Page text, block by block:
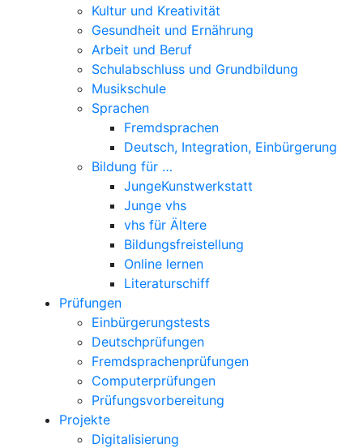
Kultur und Kreativität
Gesundheit und Ernährung
Arbeit und Beruf
Schulabschluss und Grundbildung
Musikschule
Sprachen
Fremdsprachen
Deutsch, Integration, Einbürgerung
Bildung für …
JungeKunstwerkstatt
Junge vhs
vhs für Ältere
Bildungsfreistellung
Online lernen
Literaturschiff
Prüfungen
Einbürgerungstests
Deutschprüfungen
Fremdsprachenprüfungen
Computerprüfungen
Prüfungsvorbereitung
Projekte
Digitalisierung